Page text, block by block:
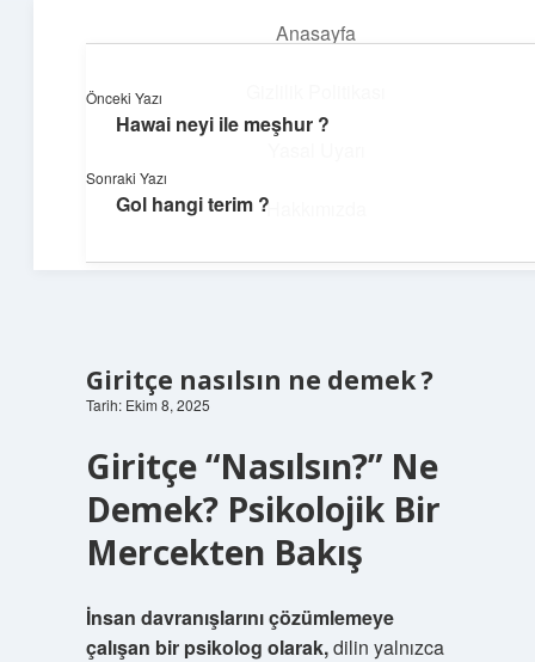
Anasayfa
Hakkımızda
Günlük Akış
Günlük yaşamdan küçük notlar ve kısa bilgiler.
Giritçe nasılsın ne demek ?
Tarih: Ekim 8, 2025
Giritçe “Nasılsın?” Ne
Demek? Psikolojik Bir
Mercekten Bakış
İnsan davranışlarını çözümlemeye
çalışan bir psikolog olarak,dilin yalnızca
Önceki Yazı
Hawai neyi ile meşhur ?
Sonraki Yazı
Gol hangi terim ?